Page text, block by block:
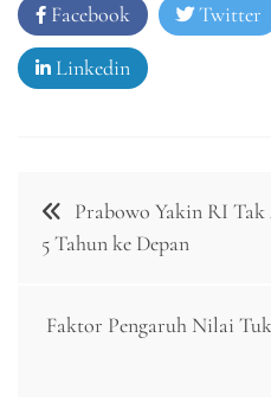
Facebook Twitter
Linkedin
Navigasi
pos
Prabowo Yakin RI
5 Tahun ke Depan
Faktor Pengaruh Nilai